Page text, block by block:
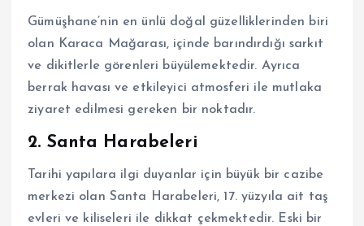
Gümüşhane’nin en ünlü doğal güzelliklerinden biri
olan Karaca Mağarası, içinde barındırdığı sarkıt
ve dikitlerle görenleri büyülemektedir. Ayrıca
berrak havası ve etkileyici atmosferi ile mutlaka
ziyaret edilmesi gereken bir noktadır.
2. Santa Harabeleri
Tarihi yapılara ilgi duyanlar için büyük bir cazibe
merkezi olan Santa Harabeleri, 17. yüzyıla ait taş
evleri ve kiliseleri ile dikkat çekmektedir. Eski bir